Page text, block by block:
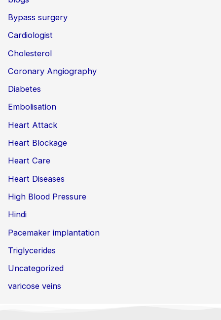
Bypass surgery
Cardiologist
Cholesterol
Coronary Angiography
Diabetes
Embolisation
Heart Attack
Heart Blockage
Heart Care
Heart Diseases
High Blood Pressure
Hindi
Pacemaker implantation
Triglycerides
Uncategorized
varicose veins